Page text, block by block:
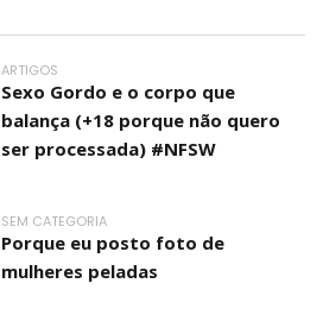
ARTIGOS
Sexo Gordo e o corpo que
balança (+18 porque não quero
ser processada) #NFSW
SEM CATEGORIA
Porque eu posto foto de
mulheres peladas